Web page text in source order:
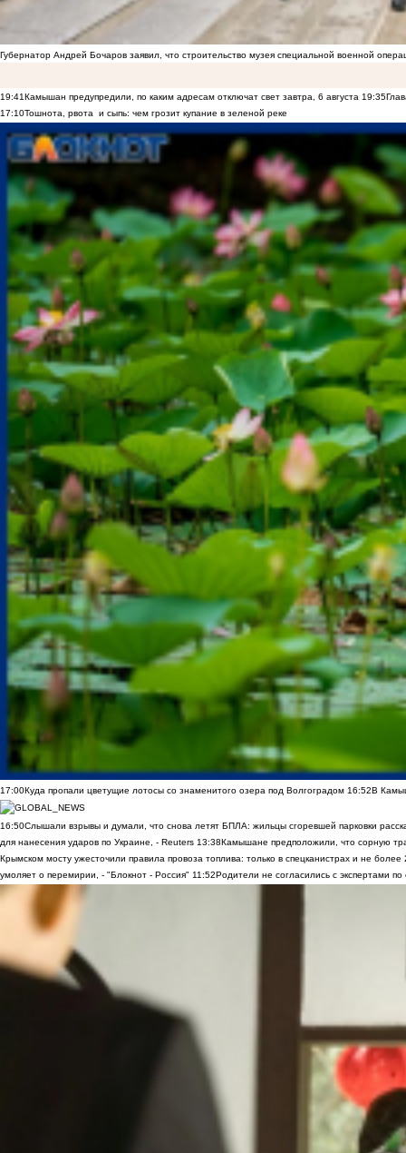
Губернатор Андрей Бочаров заявил, что строительство музея специальной военной
19:41Камышан предупредили, по каким адресам отключат свет завтра, 6 августа 19:35
17:10Тошнота, рвота и сыпь: чем грозит купание в зеленой реке
17:00Куда пропали цветущие лотосы со знаменитого озера под Волгоградом 16:52В
16:50Слышали взрывы и думали, что снова летят БПЛА: жильцы сгоревшей парковки
для нанесения ударов по Украине, - Reuters 13:38Камышане предположили, что сорную
Крымском мосту ужесточили правила провоза топлива: только в спецканистрах и не
умоляет о перемирии, - "Блокнот - Россия" 11:52Родители не согласились с экспертами